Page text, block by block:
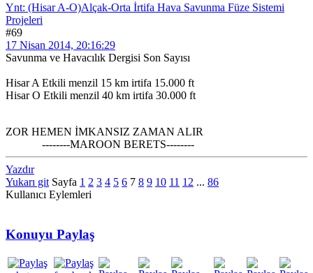
Ynt: (Hisar A-O)Alçak-Orta İrtifa Hava Savunma Füze Sistemi
Projeleri
#69
17 Nisan 2014, 20:16:29
Savunma ve Havacılık Dergisi Son Sayısı
Hisar A Etkili menzil 15 km irtifa 15.000 ft
Hisar O Etkili menzil 40 km irtifa 30.000 ft
ZOR HEMEN İMKANSIZ ZAMAN ALIR
--------MAROON BERETS--------
Yazdır
Yukarı git Sayfa 1 2 3 4 5 6 7 8 9 10 11 12 ... 86
Kullanıcı Eylemleri
Konuyu Paylaş